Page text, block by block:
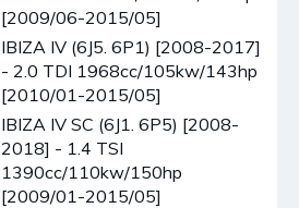
[2009/06-2015/05]
IBIZA IV (6J5. 6P1) [2008-2017]
- 2.0 TDI 1968cc/105kw/143hp
[2010/01-2015/05]
IBIZA IV SC (6J1. 6P5) [2008-
2018] - 1.4 TSI
1390cc/110kw/150hp
[2009/01-2015/05]